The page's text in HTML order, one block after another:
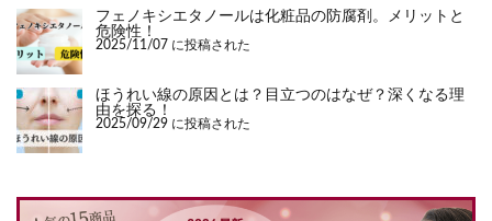
フェノキシエタノールは化粧品の防腐剤。メリットと
危険性！
2025/11/07 に投稿された
ほうれい線の原因とは？目立つのはなぜ？深くなる理
由を探る！
2025/09/29 に投稿された